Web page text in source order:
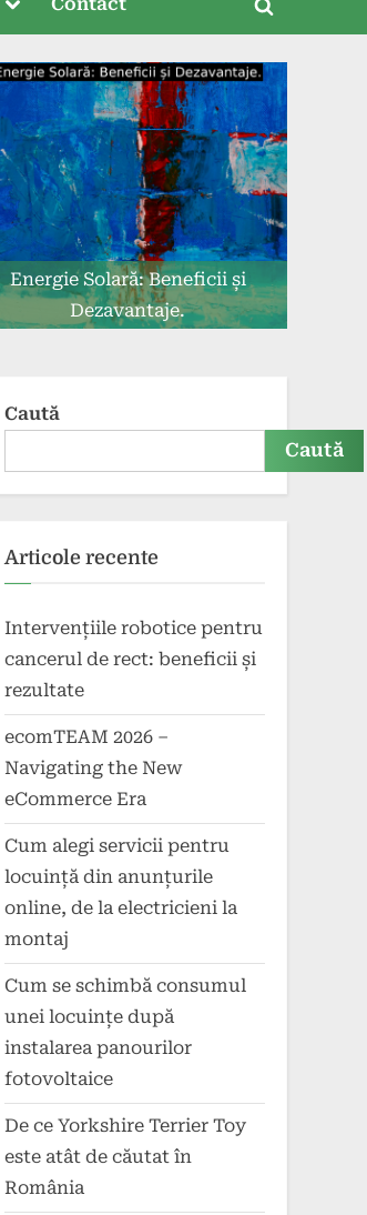
menu
Toggle
form
Energie Solară: Beneficii și
Dezavantaje.
Caută
Caută
Articole recente
Intervențiile robotice pentru
cancerul de rect: beneficii și
rezultate
ecomTEAM 2026 –
Navigating the New
eCommerce Era
Cum alegi servicii pentru
locuință din anunțurile
online, de la electricieni la
montaj
Cum se schimbă consumul
unei locuințe după
instalarea panourilor
fotovoltaice
De ce Yorkshire Terrier Toy
este atât de căutat în
România